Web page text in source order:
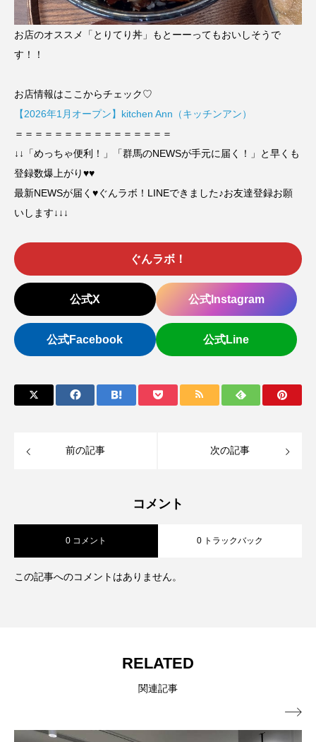
お店のオススメ「とりてり丼」もとーーってもおいしそうで
す！！
お店情報はここからチェック♡
【2026年1月オープン】kitchen Ann（キッチンアン）
＝＝＝＝＝＝＝＝＝＝＝＝＝＝＝＝
↓↓「めっちゃ便利！」「群馬のNEWSが手元に届く！」と早くも
登録数爆上がり♥♥
最新NEWSが届く♥ぐんラボ！LINEできました♪お友達登録お願
いします↓↓↓
ぐんラボ！
公式X 公式Instagram
公式Facebook 公式Line
前の記事 次の記事
コメント
0 コメント 0 トラックバック
この記事へのコメントはありません。
RELATED
関連記事
